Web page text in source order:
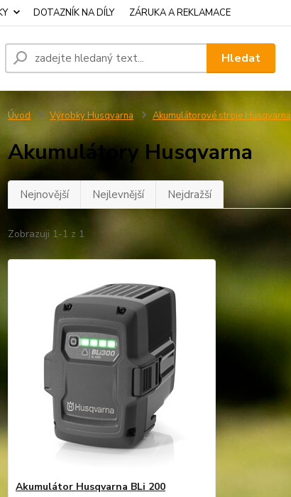
DOTAZNÍK NA DÍLY ZÁRUKA A REKLAMACE
Hledat
Úvod Výrobky Husqvarna Akumulátorové stroje Husqvarna
Akumulátory Husqvarna
Nejnovější Nejlevnější Nejdražší
Zobrazuji 1-1 z 1
Akumulátor Husqvarna BLi 200